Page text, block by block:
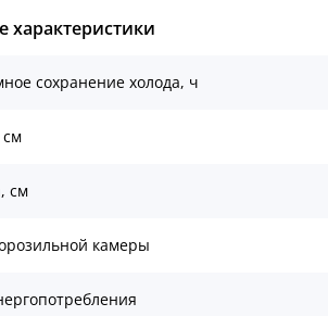
характеристики
сохранение холода, ч
см
см
камеры